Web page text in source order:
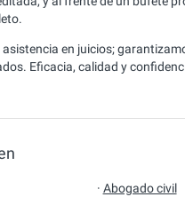
en juicios;
Eficacia, calidad y
· Abogado civil